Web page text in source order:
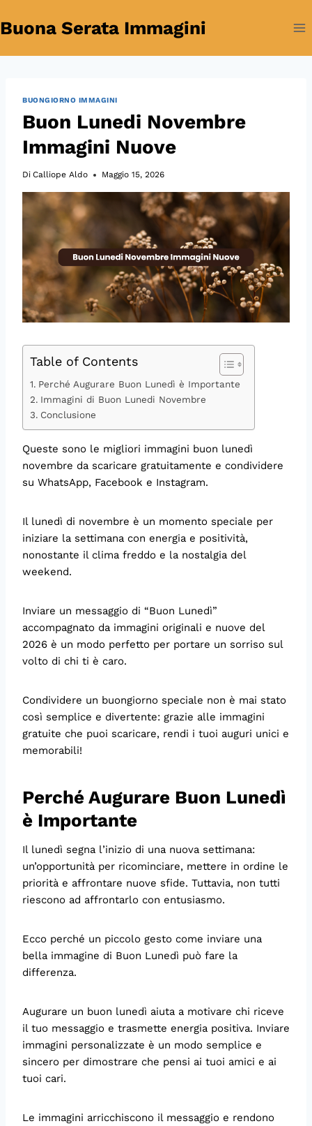
al
Buona Serata Immagini
BUONGIORNO IMMAGINI
Buon Lunedi Novembre
Immagini Nuove
Di Calliope Aldo Maggio 15, 2026
Table of Contents
Perché Augurare Buon Lunedì è Importante
Immagini di Buon Lunedi Novembre
Conclusione
Queste sono le migliori immagini buon lunedì
novembre da scaricare gratuitamente e condividere
su WhatsApp, Facebook e Instagram.
Il lunedì di novembre è un momento speciale per
iniziare la settimana con energia e positività,
nonostante il clima freddo e la nostalgia del
weekend.
Inviare un messaggio di “Buon Lunedì”
accompagnato da immagini originali e nuove del
2026 è un modo perfetto per portare un sorriso sul
volto di chi ti è caro.
Condividere un buongiorno speciale non è mai stato
così semplice e divertente: grazie alle immagini
gratuite che puoi scaricare, rendi i tuoi auguri unici e
memorabili!
Perché Augurare Buon Lunedì
è Importante
Il lunedì segna l’inizio di una nuova settimana:
un’opportunità per ricominciare, mettere in ordine le
priorità e affrontare nuove sfide. Tuttavia, non tutti
riescono ad affrontarlo con entusiasmo.
Ecco perché un piccolo gesto come inviare una
bella immagine di Buon Lunedì può fare la
differenza.
Augurare un buon lunedì aiuta a motivare chi riceve
il tuo messaggio e trasmette energia positiva. Inviare
immagini personalizzate è un modo semplice e
sincero per dimostrare che pensi ai tuoi amici e ai
tuoi cari.
Le immagini arricchiscono il messaggio e rendono